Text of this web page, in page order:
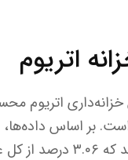
اتریوم